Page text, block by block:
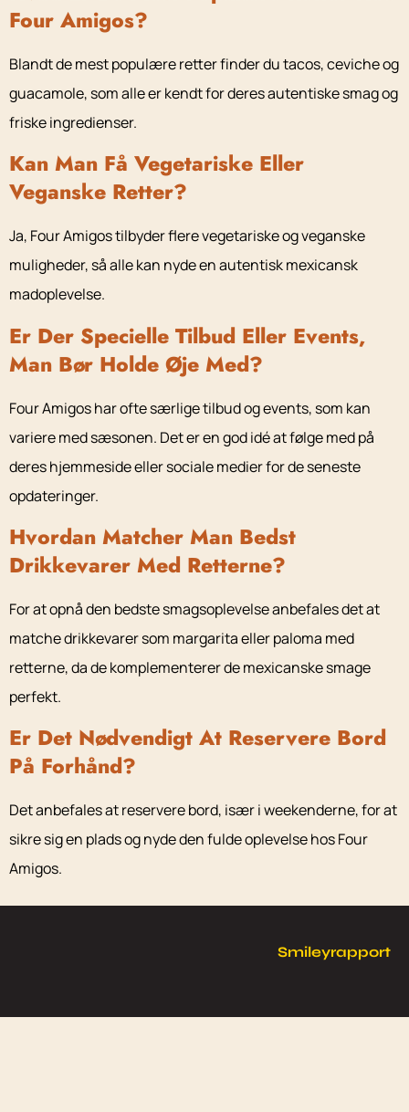
Four Amigos?
Blandt de mest populære retter finder du tacos, ceviche og
guacamole, som alle er kendt for deres autentiske smag og
friske ingredienser.
Kan Man Få Vegetariske Eller
Veganske Retter?
Ja, Four Amigos tilbyder flere vegetariske og veganske
muligheder, så alle kan nyde en autentisk mexicansk
madoplevelse.
Er Der Specielle Tilbud Eller Events,
Man Bør Holde Øje Med?
Four Amigos har ofte særlige tilbud og events, som kan
variere med sæsonen. Det er en god idé at følge med på
deres hjemmeside eller sociale medier for de seneste
opdateringer.
Hvordan Matcher Man Bedst
Drikkevarer Med Retterne?
For at opnå den bedste smagsoplevelse anbefales det at
matche drikkevarer som margarita eller paloma med
retterne, da de komplementerer de mexicanske smage
perfekt.
Er Det Nødvendigt At Reservere Bord
På Forhånd?
Det anbefales at reservere bord, især i weekenderne, for at
sikre sig en plads og nyde den fulde oplevelse hos Four
Amigos.
Smileyrapport